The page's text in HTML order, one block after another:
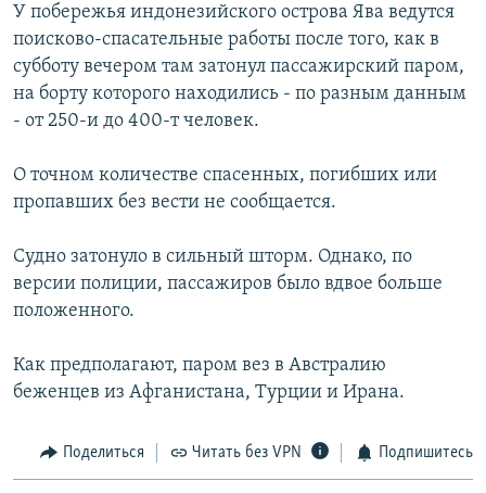
поиску
СЕВЕР.РЕАЛИИ
СИБИРЬ.РЕАЛИИ
РАСПИСАНИЕ ВЕЩАНИЯ
ПОДПИШИТЕСЬ НА РАССЫЛКУ
СОЦИАЛЬНЫЕ СЕТИ
У побережья индонезийского острова Ява ведутся
поисково-спасательные работы после того, как в
субботу вечером там затонул пассажирский паром,
на борту которого находились - по разным данным
- от 250-и до 400-т человек.
О точном количестве спасенных, погибших или
пропавших без вести не сообщается.
Судно затонуло в сильный шторм. Однако, по
версии полиции, пассажиров было вдвое больше
положенного.
Как предполагают, паром вез в Австралию
беженцев из Афганистана, Турции и Ирана.
Поделиться Читать без VPN Подпишитесь